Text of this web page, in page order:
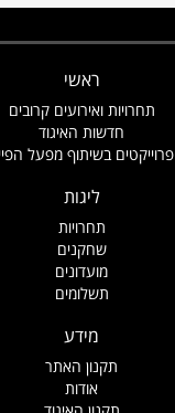
ראשי
תחרויות ואירועים קרובים
חדשות האיגוד
פרוייקטים בשיתוף מפעל
ליגות
תחרויות
שחקנים
מועדונים
תשלומים
מידע
תקנון האתר
אודות